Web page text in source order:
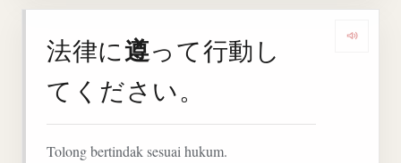
法律に遵って行動し
てください。
Tolong bertindak sesuai hukum.